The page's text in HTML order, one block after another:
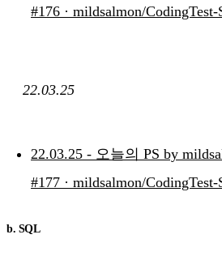
#176 · mildsalmon/
22.03.25
22.03.25 - 오늘의 PS by
#177 · mildsalmon/
b. SQL